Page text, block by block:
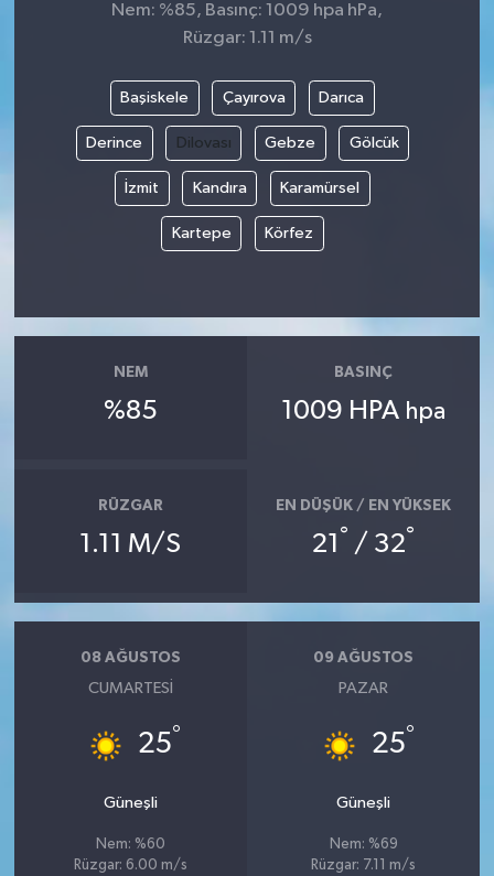
Nem: %85, Basınç: 1009 hpa hPa,
Rüzgar: 1.11 m/s
Başiskele Çayırova Darıca
Derince Dilovası Gebze Gölcük
İzmit Kandıra Karamürsel
Kartepe Körfez
NEM
%85
BASINÇ
1009 HPA hpa
RÜZGAR
1.11 M/S
EN DÜŞÜK / EN YÜKSEK
21 ° / 32°
08 AĞUSTOS
CUMARTESI
25°
Güneşli
Nem: %60
Rüzgar: 6.00 m/s
09 AĞUSTOS
PAZAR
25°
Güneşli
Nem: %69
Rüzgar: 7.11 m/s